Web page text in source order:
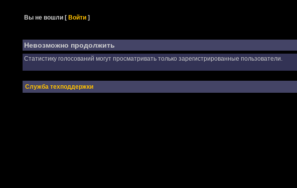
Вы не вошли [Войти ]
Невозможно продолжить
Статистику голосований могут просматривать только зарегистрированные пользователи.
Служба техподдержки